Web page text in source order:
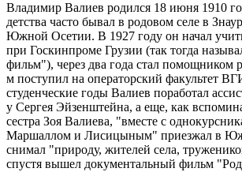
Владимир Валиев родился 18 июня 1910
детства часто бывал в родовом селе в
Южной Осетии. В 1927 году он начал
при Госкинпроме Грузии (так тогда
фильм"), через два года стал помощником
м поступил на операторский факультет
студенческие годы Валиев поработал
у Сергея Эйзенштейна, а еще, как
сестра Зоя Валиева, "вместе с
Маршаллом и Лисицыным" приезжал в
снимал "природу, жителей села,
спустя вышел документальный фильм